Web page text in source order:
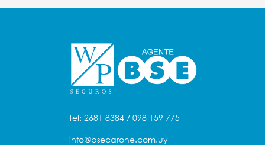
tel: 2681 8384 / 098 159 775
info@bsecarone.com.uy